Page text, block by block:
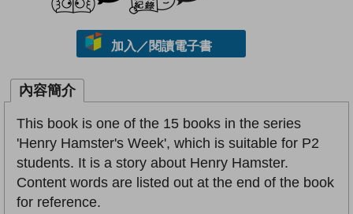
加入／閱讀電子書
內容簡介
This book is one of the 15 books in the series
'Henry Hamster's Week', which is suitable for P2
students. It is a story about Henry Hamster.
Content words are listed out at the end of the book
for reference.